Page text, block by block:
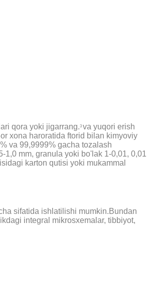
qora yoki jigarrang.3 va yuqori erish
xona haroratida ftorid bilan kimyoviy
va 99,9999% gacha tozalash
mm, granula yoki bo'lak 1-0,01, 0,01
karton qutisi yoki mukammal
sifatida ishlatilishi mumkin.Bundan
integral mikrosxemalar, tibbiyot,